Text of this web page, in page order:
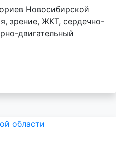
Новосибирской
зрение, ЖКТ, сердечно-
двигательный